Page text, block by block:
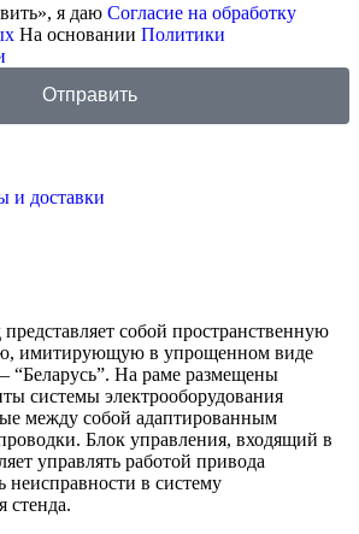
я даю Согласие на обработку
На основании Политики
Отправить
и доставки
собой пространственную
имитирующую в упрощенном виде
“Беларусь”. На раме размещены
системы электрооборудования
между собой адаптированным
Блок управления, входящий в
управлять работой привода
неисправности в систему
стенда.